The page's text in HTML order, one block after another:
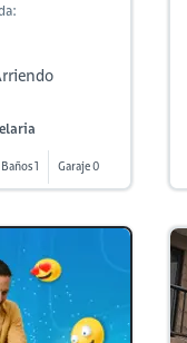
Baños 1 Garaje 0